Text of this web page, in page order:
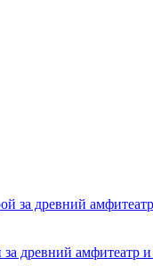
древний амфитеатр и